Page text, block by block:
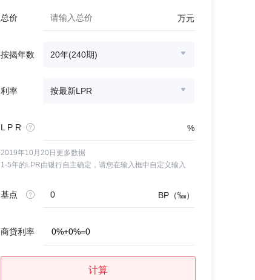
总价 万元
按揭年数 20年(240期)
利率 按最新LPR
L P R %
2019年10月20日更多数据
1-5年的LPR由银行自主确定，请您在输入框中自定义输入
基点 BP（‱）
商贷利率 0%+0%=0
计算